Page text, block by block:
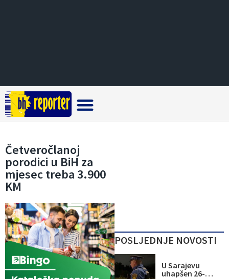
Četveročlanoj
porodici u BiH za
mjesec treba 3.900
KM
POSLJEDNJE NOVOSTI
U Sarajevu
uhapšen 26-